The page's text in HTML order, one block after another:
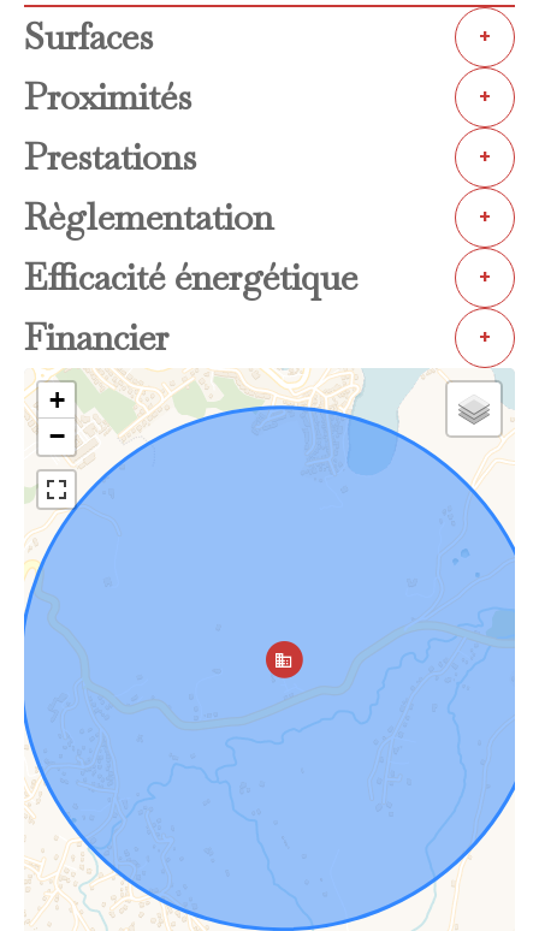
Surfaces +
Proximités +
Prestations +
Règlementation +
Efficacité énergétique +
Financier +
+
−